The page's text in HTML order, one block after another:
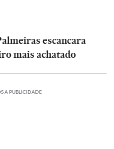
escancara
mais achatado
A PUBLICIDADE